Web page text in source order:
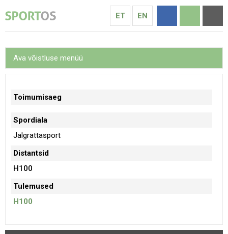
ET EN
Ava võistluse menüü
Toimumisaeg
Spordiala
Jalgrattasport
Distantsid
H100
Tulemused
H100